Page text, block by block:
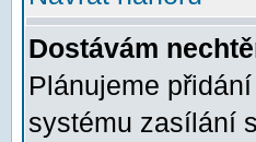
Dostávám
Plánujeme
systému zasílání